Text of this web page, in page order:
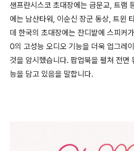
샌프란시스코 초대장에는 금문교, 트램
에는 남산타워, 이순신 장군 동상, 트윈
데 한국의 초대장에는 잔디밭에 스피커
0의 고성능 오디오 기능을 더욱 업그레
것을 암시했습니다. 팝업북을 펼쳐 전면
능을 담고 있음을 말합니다.